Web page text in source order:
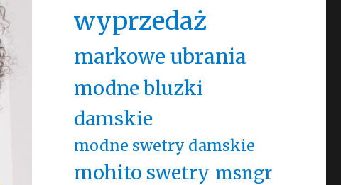
wyprzedaż
markowe ubrania
modne bluzki
damskie
modne swetry damskie
mohito swetry msngr